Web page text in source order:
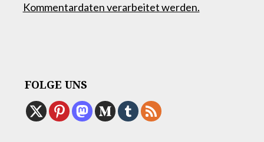
Kommentardaten verarbeitet werden.
FOLGE UNS